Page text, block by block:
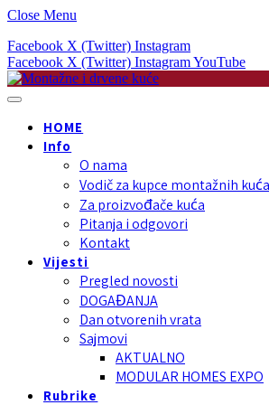
Close Menu
Facebook X (Twitter) Instagram
Facebook X (Twitter) InstagramYouTube
HOME
Info
O nama
Vodič za kupce montažnih kuća
Za proizvođače kuća
Pitanja i odgovori
Kontakt
Vijesti
Pregled novosti
DOGAĐANJA
Dan otvorenih vrata
Sajmovi
AKTUALNO
MODULAR HOMES EXPO
Rubrike